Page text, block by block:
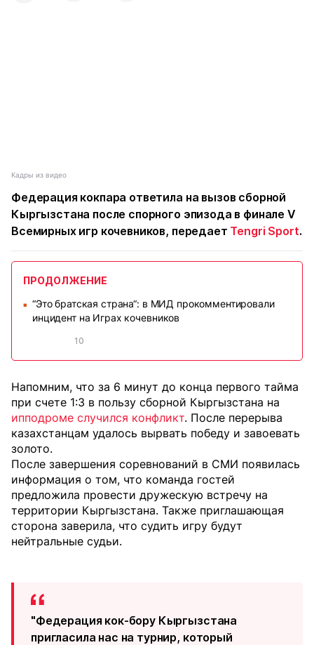
Кадры из видео
Федерация кокпара ответила на вызов сборной
Кыргызстана после спорного эпизода в финале V
Всемирных игр кочевников, передает Tengri Sport.
ПРОДОЛЖЕНИЕ
■
“Это братская страна“: в МИД прокомментировали
инцидент на Играх кочевников
10
Напомним, что за 6 минут до конца первого тайма
при счете 1:3 в пользу сборной Кыргызстана на
ипподроме случился конфликт. После перерыва
казахстанцам удалось вырвать победу и завоевать
золото.
После завершения соревнований в СМИ появилась
информация о том, что команда гостей
предложила провести дружескую встречу на
территории Кыргызстана. Также приглашающая
сторона заверила, что судить игру будут
нейтральные судьи.
"Федерация кок-бору Кыргызстана
пригласила нас на турнир, который